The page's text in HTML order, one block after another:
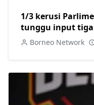
1/3 kerusi
tunggu input tiga
Borneo Network